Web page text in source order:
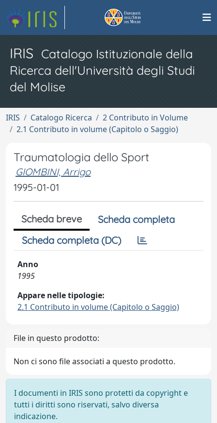
IRIS Catalogo Istituzionale della
Ricerca dell'Università degli Studi
del Molise
IRIS Catalogo Ricerca
2 Contributo in Volume
2.1 Contributo in volume (Capitolo o Saggio)
Traumatologia dello Sport
GIOMBINI, Arrigo
1995-01-01
Scheda breve
Scheda completa
Scheda completa (DC)
Anno
1995
Appare nelle tipologie:
2.1 Contributo in volume (Capitolo o Saggio)
File in questo prodotto:
Non ci sono file associati a questo prodotto.
I documenti in IRIS sono protetti da copyright e
tutti i diritti sono riservati, salvo diversa
indicazione.